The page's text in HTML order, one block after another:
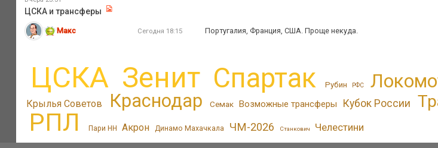
ЦСКА и трансферы
Макс Сегодня 18:15 Португалия, Франция, США. Проще некуда.
ЦСКА Зенит Спартак Рубин РФС
Крылья Советов Краснодар Семак Возможные трансферы Кубок России
РПЛ Пари НН Акрон Динамо Махачкала ЧМ-2026 Станкович Челестини